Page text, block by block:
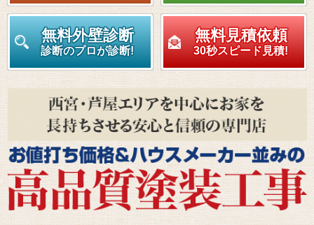
無料外壁診断
診断のプロが診断!
無料見積依頼
30秒スピード見積!